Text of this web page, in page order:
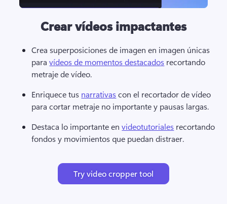
Crear vídeos impactantes
Crea superposiciones de imagen en imagen únicas
para vídeos de momentos destacados recortando
metraje de vídeo.
Enriquece tus narrativas con el recortador de vídeo
para cortar metraje no importante y pausas largas.
Destaca lo importante en videotutoriales recortando
fondos y movimientos que puedan distraer.
Try video cropper tool